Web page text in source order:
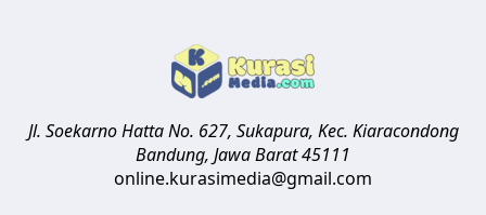
Jl. Soekarno Hatta No. 627, Sukapura, Kec. Kiaracondong
Bandung, Jawa Barat45111
online.kurasimedia@gmail.com